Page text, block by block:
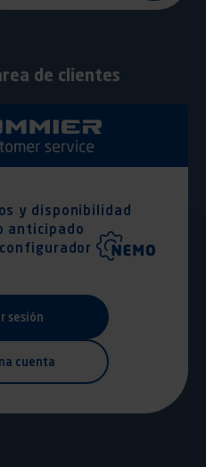
de clientes
y disponibilidad
anticipado
sesión
cuenta